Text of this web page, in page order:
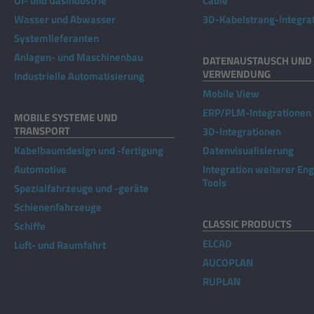
Wasser und Abwasser
Systemlieferanten
Anlagen- und Maschinenbau
Industrielle Automatisierung
MOBILE SYSTEME UND
TRANSPORT
Kabelbaumdesign und -fertigung
Automotive
Spezialfahrzeuge und -geräte
Schienenfahrzeuge
Schiffe
Luft- und Raumfahrt
3D-Kabelstrang-
DATENAUSTAUSCH
VERWENDUNG
Mobile View
ERP/PLM-Integrationen
3D-Integrationen
Datenvisualisierung
Integration weiterer
Tools
CLASSIC PRODUCTS
ELCAD
AUCOPLAN
RUPLAN